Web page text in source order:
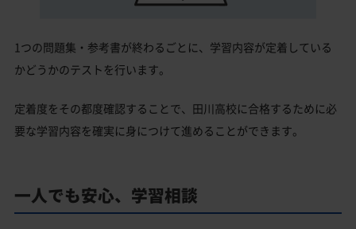
1つの問題集・参考書が終わるごとに、学習内容が定着している
かどうかのテストを行います。
定着度をその都度確認することで、田川高校に合格するために必
要な学習内容を確実に身につけて進めることができます。
一人でも安心、学習相談